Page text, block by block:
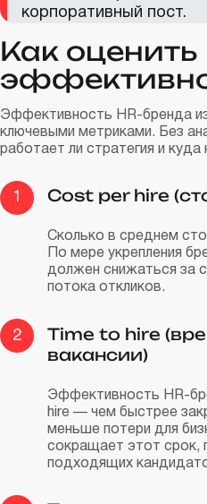
корпоративный пост.
Как оценить
Эффективность HR-бренда
ключевыми метриками. Без
работает ли стратегия и куда
1 Cost per hire
Сколько в среднем
По мере укрепления
должен снижаться за
потока откликов.
2
Time to hire
вакансии)
Эффективность HR-
hire — чем быстрее
меньше потери для
сокращает этот срок,
подходящих